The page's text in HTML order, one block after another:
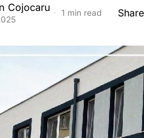
Cojocaru 1 min read Share